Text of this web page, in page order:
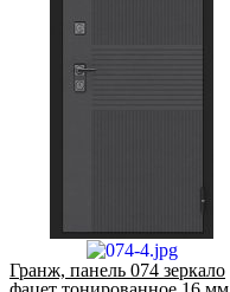
Гранж, панель 074 зеркало